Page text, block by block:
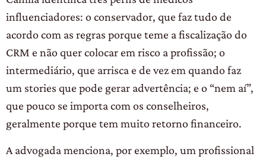
influenciadores: o conservador, que faz tudo de
acordo com as regras porque teme a fiscalização do
CRM e não quer colocar em risco a profissão; o
intermediário, que arrisca e de vez em quando faz
um stories que pode gerar advertência; e o “nem aí”,
que pouco se importa com os conselheiros,
geralmente porque tem muito retorno financeiro.
A advogada menciona, por exemplo, um profissional